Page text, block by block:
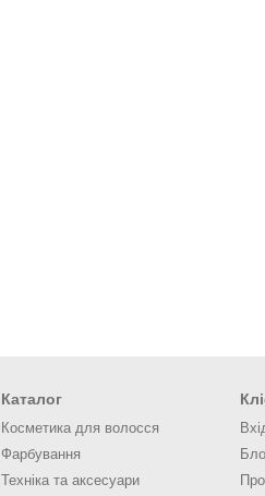
Каталог
Косметика для волосся
Фарбування
Техніка та аксесуари